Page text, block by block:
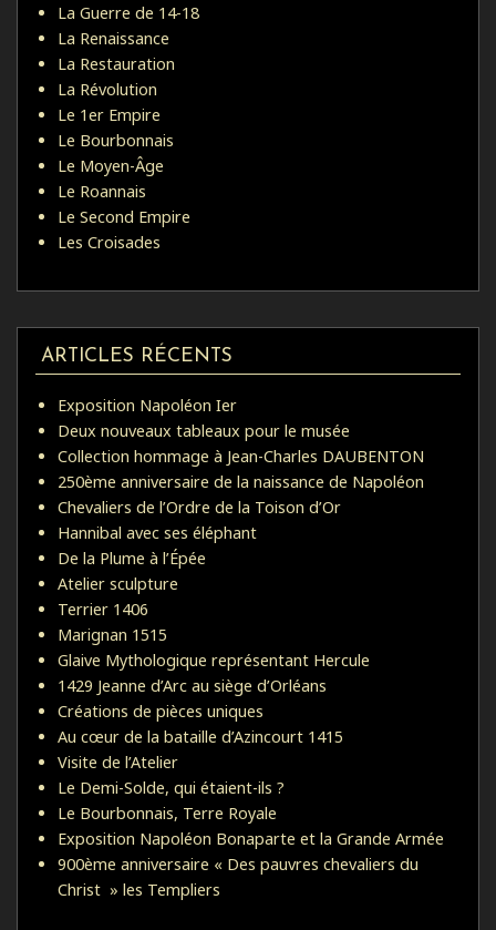
La Guerre de 14-18
La Renaissance
La Restauration
La Révolution
Le 1er Empire
Le Bourbonnais
Le Moyen-Âge
Le Roannais
Le Second Empire
Les Croisades
ARTICLES RÉCENTS
Exposition Napoléon Ier
Deux nouveaux tableaux pour le musée
Collection hommage à Jean-Charles DAUBENTON
250ème anniversaire de la naissance de Napoléon
Chevaliers de l’Ordre de la Toison d’Or
Hannibal avec ses éléphant
De la Plume à l’Épée
Atelier sculpture
Terrier 1406
Marignan 1515
Glaive Mythologique représentant Hercule
1429 Jeanne d’Arc au siège d’Orléans
Créations de pièces uniques
Au cœur de la bataille d’Azincourt 1415
Visite de l’Atelier
Le Demi-Solde, qui étaient-ils ?
Le Bourbonnais, Terre Royale
Exposition Napoléon Bonaparte et la Grande Armée
900ème anniversaire « Des pauvres chevaliers du
Christ » les Templiers